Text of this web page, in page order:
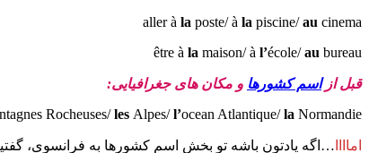
aller à la poste/ à la piscine/au cinema
être à la maison/ à l’école/au bureau
قبل ازاسم کشورها و مکان های جغرافیایی:
Rocheuses/les Alpes/l’ocean Atlantique/la Normandie
اماااا …اگه یادتون باشه تو بخش اسم کشورها به فرانسوی،